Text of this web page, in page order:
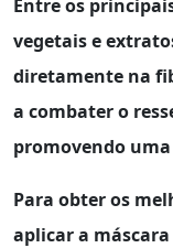
Entre os
vegetais e
diretamente na
a combater o
promovendo uma
Para obter os
aplicar a